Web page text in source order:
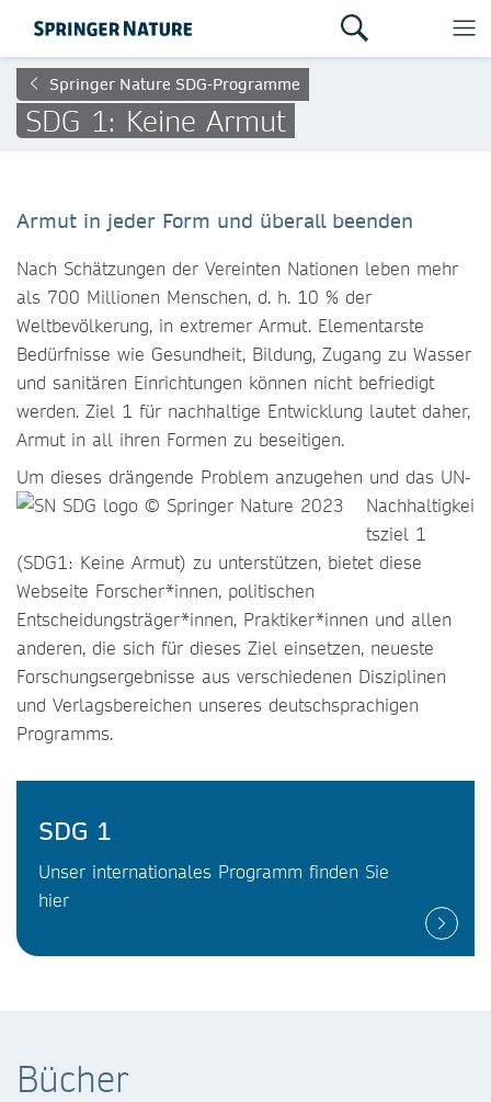
Springer Nature SDG-Programme
SDG 1: Keine Armut
Armut in jeder Form und überall beenden
Nach Schätzungen der Vereinten Nationen leben mehr
als 700 Millionen Menschen, d. h. 10 % der
Weltbevölkerung, in extremer Armut. Elementarste
Bedürfnisse wie Gesundheit, Bildung, Zugang zu Wasser
und sanitären Einrichtungen können nicht befriedigt
werden. Ziel 1 für nachhaltige Entwicklung lautet daher,
Armut in all ihren Formen zu beseitigen.
Um dieses drängende Problem anzugehen und das UN-
Nachhaltigkei
tsziel 1
(SDG1: Keine Armut) zu unterstützen, bietet diese
Webseite Forscher*innen, politischen
Entscheidungsträger*innen, Praktiker*innen und allen
anderen, die sich für dieses Ziel einsetzen, neueste
Forschungsergebnisse aus verschiedenen Disziplinen
und Verlagsbereichen unseres deutschsprachigen
Programms.
SDG 1
Unser internationales Programm finden Sie
hier
Bücher